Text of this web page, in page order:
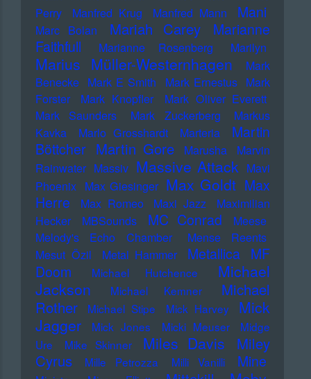
Perry
Manfred Krug Manfred Mann Mani
Marc Bolan Mariah Carey
Marianne
Faithfull
Marianne Rosenberg Marilyn
Marius Müller-Westernhagen
Mark
Benecke Mark E Smith Mark Ernestus Mark
Forster
Mark Knopfler
Mark Oliver Everett
Mark Saunders
Mark Zuckerberg
Markus
Kavka
Marlo Grosshardt Marteria
Martin
Böttcher Martin Gore Marusha
Marvin
Rainwater Massiv Massive Attack Mavi
Phoenix Max Giesinger Max Goldt Max
Herre
Max Romeo Maxi Jazz
Maximilian
Hecker
MBSounds MC Conrad
Meese
Melody's Echo Chamber
Mense Reents
Mesut Özil
Metal Hammer Metallica MF
Doom
Michael Hutchence
Michael
Jackson
Michael Kemner
Michael
Rother
Michael Stipe Mick Harvey
Mick
Jagger
Mick Jones Micki Meuser
Midge
Ure
Mike Skinner Miles Davis
Miley
Cyrus
Mille Petrozza Milli Vanilli Mine